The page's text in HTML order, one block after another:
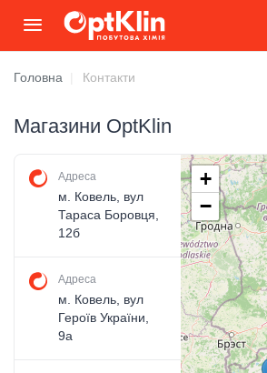
Головна Контакти
Магазини OptKlin
Адреса
м. Ковель, вул
Тараса Боровця,
12б
Адреса
м. Ковель, вул
Героїв України,
9а
+
−